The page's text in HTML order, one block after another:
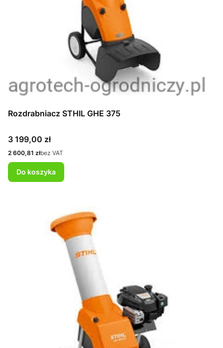
Rozdrabniacz STHIL GHE 375
Cena
3 199,00 zł
Cena
2 600,81 złbez VAT
Do koszyka